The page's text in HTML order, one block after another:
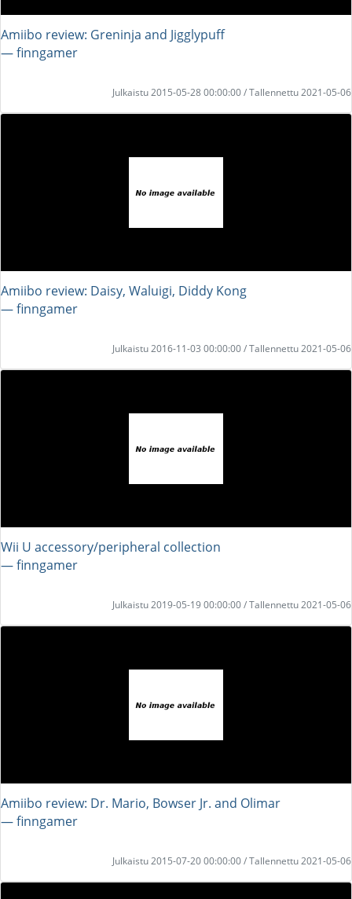
Amiibo review: Greninja and Jigglypuff
― finngamer
Julkaistu 2015-05-28 00:00:00 / Tallennettu 2021-05-06
Amiibo review: Daisy, Waluigi, Diddy Kong
― finngamer
Julkaistu 2016-11-03 00:00:00 / Tallennettu 2021-05-06
Wii U accessory/peripheral collection
― finngamer
Julkaistu 2019-05-19 00:00:00 / Tallennettu 2021-05-06
Amiibo review: Dr. Mario, Bowser Jr. and Olimar
― finngamer
Julkaistu 2015-07-20 00:00:00 / Tallennettu 2021-05-06